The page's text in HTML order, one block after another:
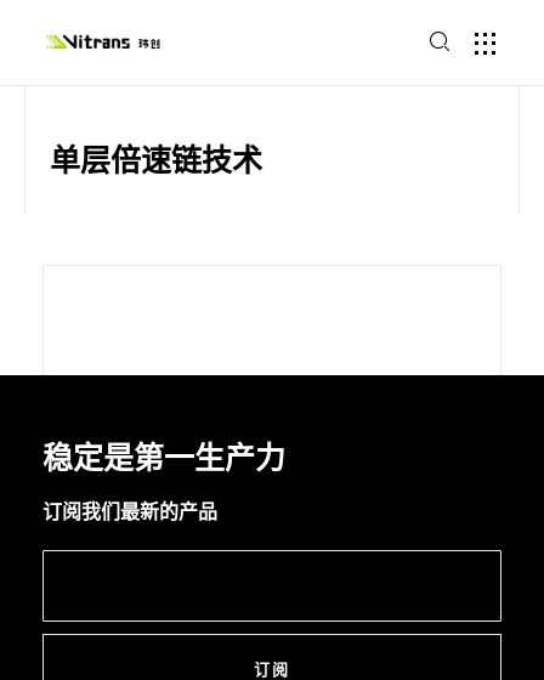
单层倍速链技术
稳定是第一生产力
订阅我们最新的产品
订阅